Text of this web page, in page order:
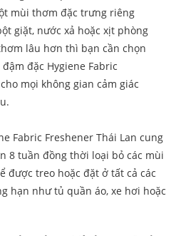
mùi thơm đặc trưng riêng
giặt, nước xả hoặc xịt phòng
lâu hơn thì bạn cần chọn
đặc Hygiene Fabric
mọi không gian cảm giác
Fabric Freshener Thái Lan cung
8 tuần đồng thời loại bỏ các mùi
được treo hoặc đặt ở tất cả các
hạn như tủ quần áo, xe hơi hoặc